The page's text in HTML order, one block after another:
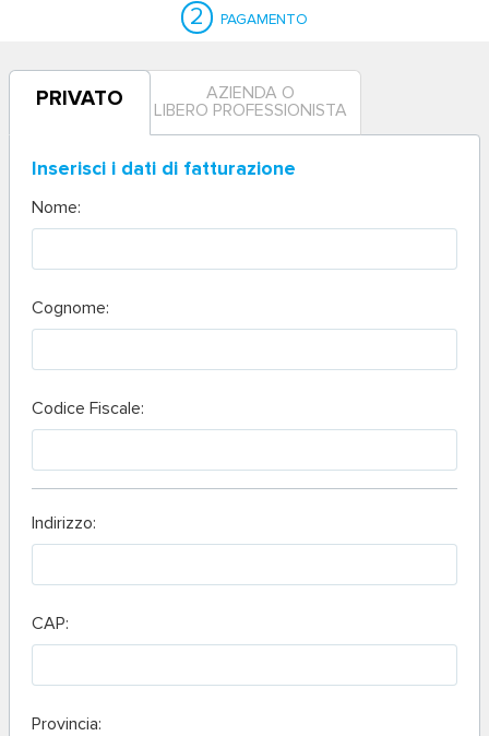
2 PAGAMENTO
PRIVATO
AZIENDA O
LIBERO PROFESSIONISTA
Inserisci i dati di fatturazione
Nome:
Cognome:
Codice Fiscale:
Indirizzo:
CAP:
Provincia: